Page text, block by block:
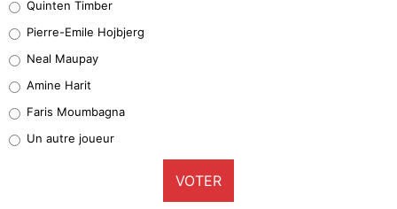
5%
1%
9%
Quinten Timber
Pierre-Emile Hojbjerg
Neal Maupay
Amine Harit
Faris Moumbagna
Un autre joueur
VOTER